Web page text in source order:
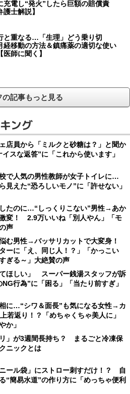
充電し“発火”したら巨額の賠償責
護士解説】
と重なる…「生理」どう乗り切
移動の方法＆鎮痛薬の適切な使い
医師に聞く】
の記事もっと見る
ング
店員から「ミルクと砂糖は？」と聞か
スな返答”に「これから使います」
校で人気の男性教師が女子トイレに…
見えた“恐ろしいモノ”に「許せない」
たのに…“しっくりこない”男性→あか
変！ 2.9万いいね「別人やん」「モ
声
む男性→バッサリカットで大変身！
ーに「え、同じ人！？」「かっこい
ぎる～」大絶賛の声
てほしい」 スーパー銭湯スタッフが訴
NG行為”に「困る」「当たり前すぎ」
に…“シワ＆面長”も気になる女性→カ
若返り！？「めちゃくちゃ美人に」
か」
」が3週間長持ち？ まるごと冷凍保
ニックとは
ニール袋」にストロー刺すだけ！？ 自
“簡易水道”の作り方に「めっちゃ便利